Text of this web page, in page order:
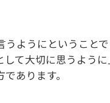
ようにということ
て大切に思うよう
あります。